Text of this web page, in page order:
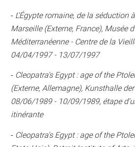
- L'Égypte romaine, de la séduction
Marseille (Externe, France), Musée
Méditerranéenne - Centre de la
04/04/1997 - 13/07/1997
- Cleopatra's Egypt : age of the
(Externe, Allemagne), Kunsthalle
08/06/1989 - 10/09/1989, étape
itinérante
- Cleopatra's Egypt : age of the